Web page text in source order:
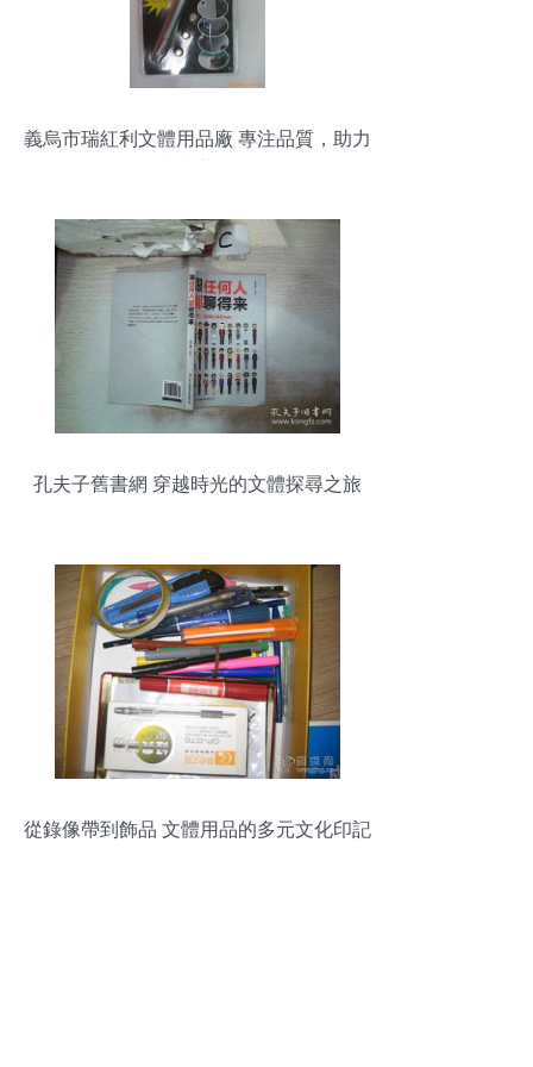
義烏市瑞紅利文體用品廠 專注品質，助力
孔夫子舊書網 穿越時光的文體探尋之旅
從錄像帶到飾品 文體用品的多元文化印記